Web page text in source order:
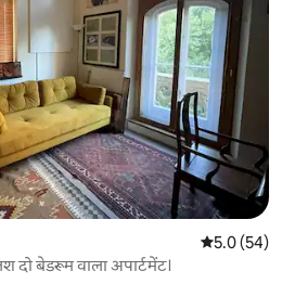
औसत रेटिंग 5
5.0 (54)
दो बेडरूम वाला अपार्टमेंट।